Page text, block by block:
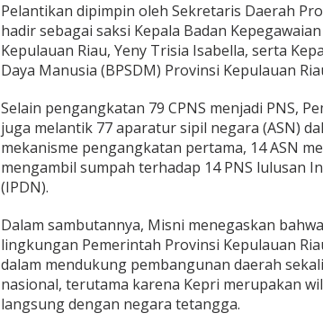
i
,
S
e
k
a
M
i
s
n
i
J
u
n
j
u
n
Pelantikan dipimpin oleh Sekretaris Daerah
hadir sebagai saksi Kepala Badan
Kepulauan Riau, Yeny Trisia Isabella, serta
Daya Manusia (BPSDM) Provinsi Kepulauan
Selain pengangkatan 79 CPNS menjadi PNS,
juga melantik 77 aparatur sipil negara (ASN)
mekanisme pengangkatan pertama, 14 ASN
mengambil sumpah terhadap 14 PNS lulusan
(IPDN).
Dalam sambutannya, Misni menegaskan
lingkungan Pemerintah Provinsi Kepulauan
dalam mendukung pembangunan daerah
nasional, terutama karena Kepri merupakan
langsung dengan negara tetangga.